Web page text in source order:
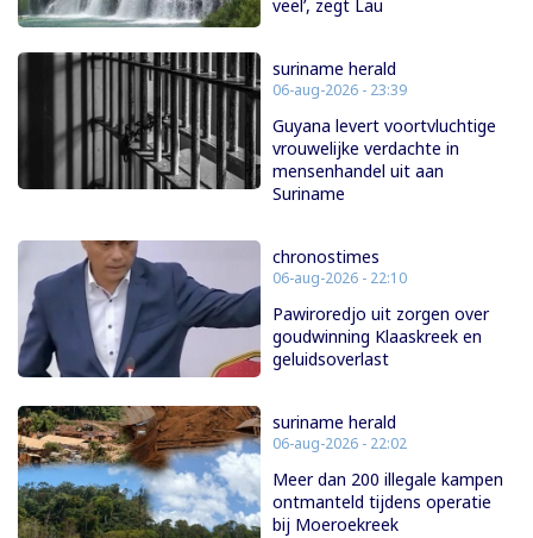
veel’, zegt Lau
suriname herald
06-aug-2026 - 23:39
Guyana levert voortvluchtige
vrouwelijke verdachte in
mensenhandel uit aan
Suriname
chronostimes
06-aug-2026 - 22:10
Pawiroredjo uit zorgen over
goudwinning Klaaskreek en
geluidsoverlast
suriname herald
06-aug-2026 - 22:02
Meer dan 200 illegale kampen
ontmanteld tijdens operatie
bij Moeroekreek